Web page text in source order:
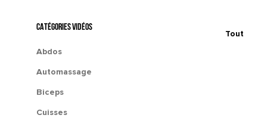
CATÉGORIES VIDÉOS
Abdos
Automassage
Biceps
Cuisses
Tout